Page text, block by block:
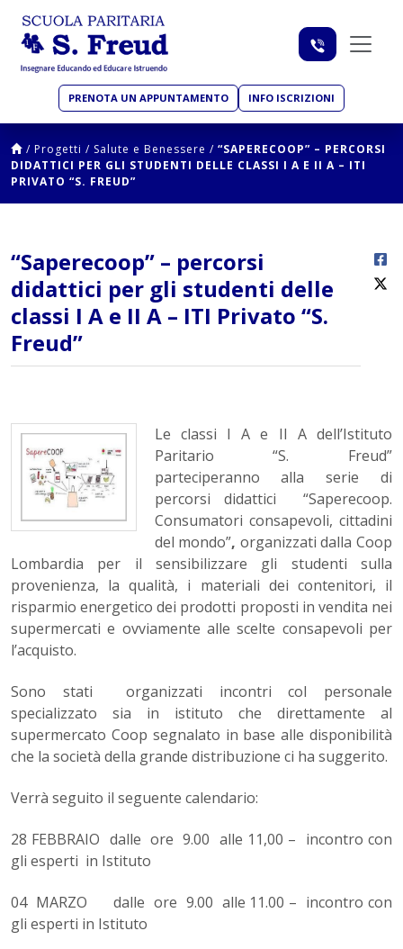
PRENOTA UN APPUNTAMENTO INFO ISCRIZIONI
/ Progetti / Salute e Benessere / “SAPERECOOP” – PERCORSI
DIDATTICI PER GLI STUDENTI DELLE CLASSI I A E II A – ITI
PRIVATO “S. FREUD”
“Saperecoop” – percorsi
didattici per gli studenti delle
classi I A e II A – ITI Privato “S.
Freud”
Le classi I A e II A dell’Istituto
Paritario “S. Freud”
parteciperanno
alla serie di
percorsi didattici “Saperecoop.
Consumatori consapevoli, cittadini
del mondo”, organizzati dalla Coop
Lombardia per il sensibilizzare gli studenti sulla
provenienza, la qualità, i materiali dei contenitori, il
risparmio energetico dei prodotti proposti in vendita nei
supermercati e ovviamente alle scelte consapevoli per
l’acquisto.
Sono stati organizzati incontri col personale
specializzato sia in istituto che direttamente al
supermercato Coop segnalato in base alle disponibilità
che la società della grande distribuzione ci ha suggerito.
Verrà seguito il seguente calendario:
28 FEBBRAIO dalle ore 9.00 alle 11,00 – incontro con
gli esperti in Istituto
04 MARZO dalle ore 9.00 alle 11.00 – incontro con
gli esperti in Istituto